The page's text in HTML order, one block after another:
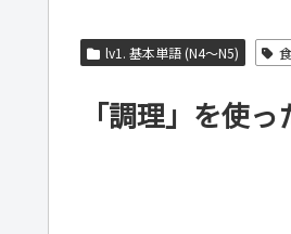
lv1. 基本単語 (N4～N5) 食
「調理」を使